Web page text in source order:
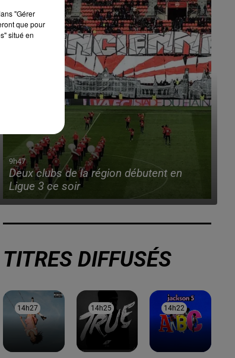
9h47
Deux clubs de la région débutent en
Ligue 3 ce soir
TITRES DIFFUSÉS
14h27
14h27 14h25
14h25 14h22
14h22
"Gérer
que pour
situé en